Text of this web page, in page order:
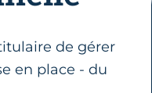
de gérer
en place - du